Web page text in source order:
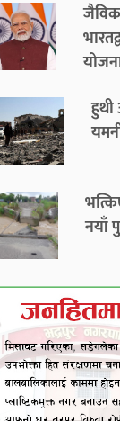
जैविक
नयाँ